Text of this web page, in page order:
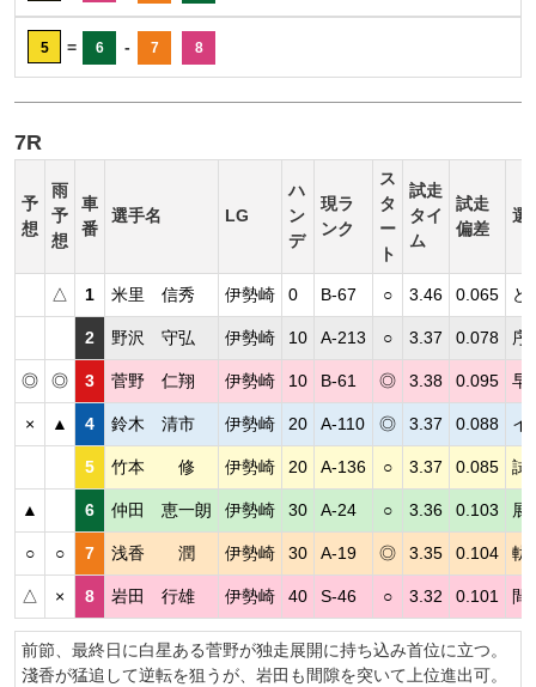
5 = 6 - 7 8
7R
予
想
雨
予
想
車
番
選手名 LG
ハ
ン
デ
現ラ
ンク
ス
タ
ー
ト
試走
タイ
ム
試走
偏差
選
△ 1 米里 信秀 伊勢崎 0 B-67 ○ 3.46 0.065 ど
2 野沢 守弘 伊勢崎 10 A-213 ○ 3.37 0.078 序
◎ ◎ 3 菅野 仁翔 伊勢崎 10 B-61 ◎ 3.38 0.095 早
× ▲ 4 鈴木 清市 伊勢崎 20 A-110 ◎ 3.37 0.088 イ
5 竹本 修 伊勢崎 20 A-136 ○ 3.37 0.085 試
▲ 6 仲田 恵一朗 伊勢崎 30 A-24 ○ 3.36 0.103 展
○ ○ 7 浅香 潤 伊勢崎 30 A-19 ◎ 3.35 0.104 軌
△ × 8 岩田 行雄 伊勢崎 40 S-46 ○ 3.32 0.101 間
前節、最終日に白星ある菅野が独走展開に持ち込み首位に立つ。
淺香が猛追して逆転を狙うが、岩田も間隙を突いて上位進出可。